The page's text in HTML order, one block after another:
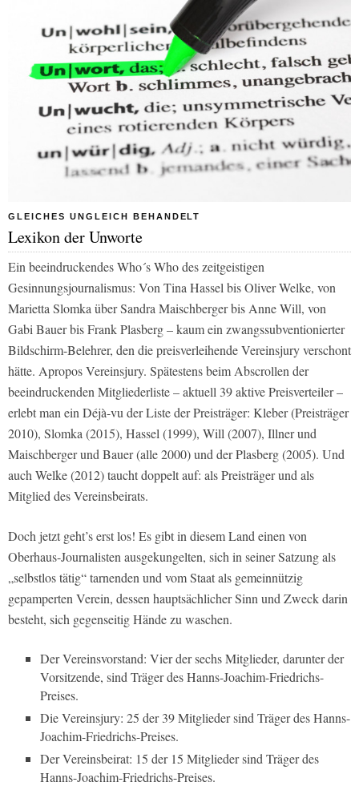
GLEICHES UNGLEICH BEHANDELT
Lexikon der Unworte
Ein beeindruckendes Who´s Who des zeitgeistigen
Gesinnungsjournalismus: Von Tina Hassel bis Oliver Welke, von
Marietta Slomka über Sandra Maischberger bis Anne Will, von
Gabi Bauer bis Frank Plasberg – kaum ein zwangssubventionierter
Bildschirm-Belehrer, den die preisverleihende Vereinsjury verschont
hätte. Apropos Vereinsjury. Spätestens beim Abscrollen der
beeindruckenden Mitgliederliste – aktuell 39 aktive Preisverteiler –
erlebt man ein Déjà-vu der Liste der Preisträger: Kleber (Preisträger
2010), Slomka (2015), Hassel (1999), Will (2007), Illner und
Maischberger und Bauer (alle 2000) und der Plasberg (2005). Und
auch Welke (2012) taucht doppelt auf: als Preisträger und als
Mitglied des Vereinsbeirats.
Doch jetzt geht’s erst los! Es gibt in diesem Land einen von
Oberhaus-Journalisten ausgekungelten, sich in seiner Satzung als
„selbstlos tätig“ tarnenden und vom Staat als gemeinnützig
gepamperten Verein, dessen hauptsächlicher Sinn und Zweck darin
besteht, sich gegenseitig Hände zu waschen.
Der Vereinsvorstand: Vier der sechs Mitglieder, darunter der
Vorsitzende, sind Träger des Hanns-Joachim-Friedrichs-
Preises.
Die Vereinsjury: 25 der 39 Mitglieder sind Träger des Hanns-
Joachim-Friedrichs-Preises.
Der Vereinsbeirat: 15 der 15 Mitglieder sind Träger des
Hanns-Joachim-Friedrichs-Preises.